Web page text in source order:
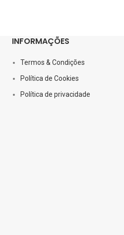
INFORMAÇÕES
Termos & Condições
Política de Cookies
Política de privacidade